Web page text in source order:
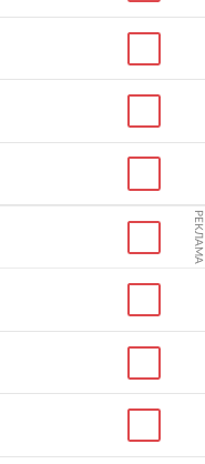
РЕКЛАМА